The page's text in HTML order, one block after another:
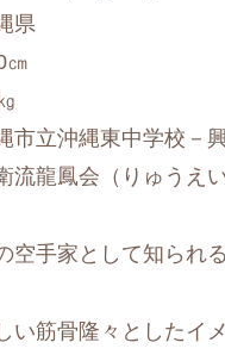
県
㎝
市立沖縄東中学校－
流龍鳳会（りゅうえ
空手家として知られ
い筋骨隆々としたイ